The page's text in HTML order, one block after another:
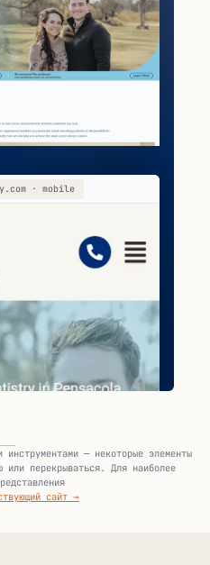
· mobile
инструментами — некоторые элементы
или перекрываться. Для наиболее
сайт →